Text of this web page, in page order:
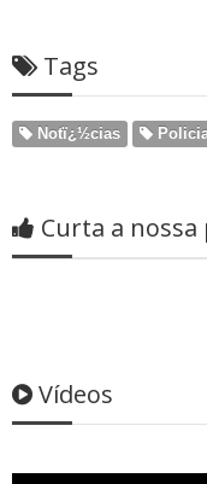
Tags
Notï¿½cias
Curta a
Vídeos